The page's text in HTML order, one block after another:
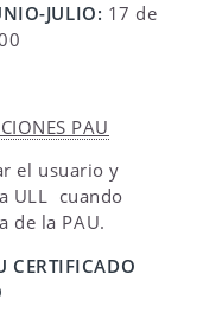
JULIO: 17 de
PAU
el usuario y
ULL cuando
de la PAU.
CERTIFICADO